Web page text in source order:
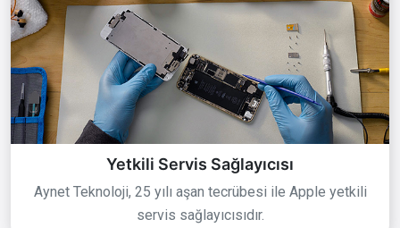
Yetkili Servis Sağlayıcısı
Aynet Teknoloji, 25 yılı aşan tecrübesi ile Apple yetkili
servis sağlayıcısıdır.